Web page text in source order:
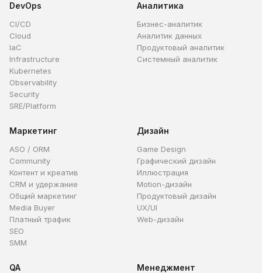
DevOps
CI/CD
Cloud
IaC
Infrastructure
Kubernetes
Observability
Security
SRE/Platform
Аналитика
Бизнес-аналитик
Аналитик данных
Продуктовый аналитик
Системный аналитик
Маркетинг
ASO / ORM
Community
Контент и креатив
CRM и удержание
Общий маркетинг
Media Buyer
Платный трафик
SEO
SMM
Дизайн
Game Design
Графический дизайн
Иллюстрация
Motion-дизайн
Продуктовый дизайн
UX/UI
Web-дизайн
QA Менеджмент